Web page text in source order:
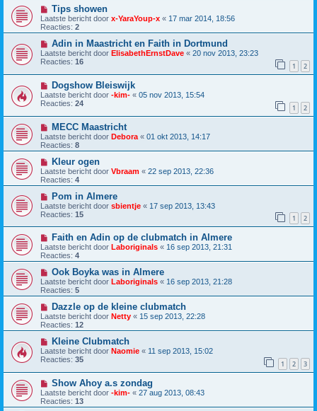
Tips showen
Laatste bericht door x-YaraYoup-x « 17 mar 2014, 18:56
Reacties: 2
Adin in Maastricht en Faith in Dortmund
Laatste bericht door ElisabethErnstDave « 20 nov 2013, 23:23
Reacties: 16 1 2
Dogshow Bleiswijk
Laatste bericht door -kim- « 05 nov 2013, 15:54
Reacties: 24 1 2
MECC Maastricht
Laatste bericht door Debora « 01 okt 2013, 14:17
Reacties: 8
Kleur ogen
Laatste bericht door Vbraam « 22 sep 2013, 22:36
Reacties: 4
Pom in Almere
Laatste bericht door sbientje « 17 sep 2013, 13:43
Reacties: 15 1 2
Faith en Adin op de clubmatch in Almere
Laatste bericht door Laboriginals « 16 sep 2013, 21:31
Reacties: 4
Ook Boyka was in Almere
Laatste bericht door Laboriginals « 16 sep 2013, 21:28
Reacties: 5
Dazzle op de kleine clubmatch
Laatste bericht door Netty « 15 sep 2013, 22:28
Reacties: 12
Kleine Clubmatch
Laatste bericht door Naomie « 11 sep 2013, 15:02
Reacties: 35 1 2 3
Show Ahoy a.s zondag
Laatste bericht door -kim- « 27 aug 2013, 08:43
Reacties: 13